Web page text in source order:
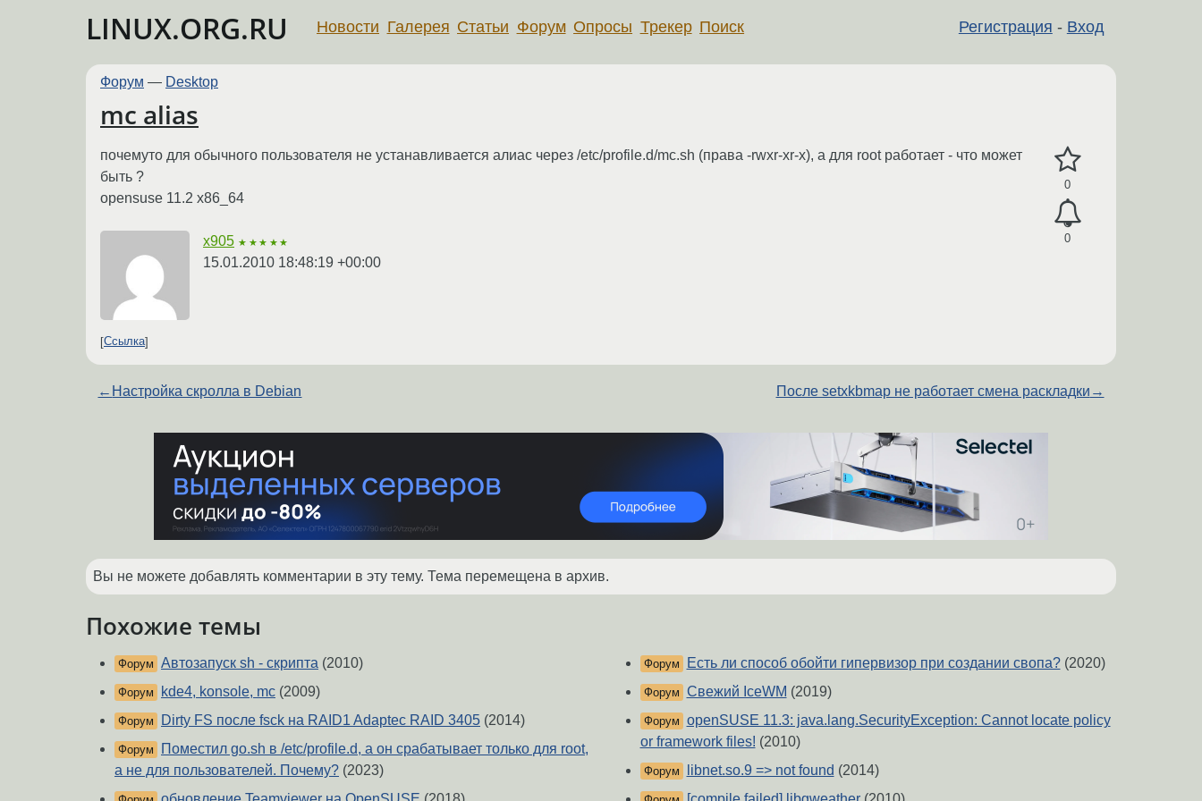
LINUX.ORG.RU Регистрация - Вход
Новости Галерея Статьи Форум Опросы Трекер Поиск
Форум — Desktop
mc alias
0
0
почемуто для обычного пользователя не устанавливается алиас через /etc/profile.d/mc.sh (права -rwxr-xr-x), а для root работает - что может
быть ?
opensuse 11.2 x86_64
x905 ★★★★★
15.01.2010 18:48:19 +00:00
Ссылка
← Настройка скролла в Debian После setxkbmap не работает смена раскладки →
Вы не можете добавлять комментарии в эту тему. Тема перемещена в архив.
Похожие темы
Форум Автозапуск sh - скрипта (2010)
Форум kde4, konsole, mc (2009)
Форум Dirty FS после fsck на RAID1 Adaptec RAID 3405 (2014)
Форум
Поместил go.sh в /etc/profile.d, а он срабатывает только для root,
а не для пользователей. Почему? (2023)
Форум Есть ли способ обойти гипервизор при создании свопа?(2020)
Форум Свежий IceWM (2019)
Форум openSUSE 11.3: java.lang.SecurityException: Cannot locate policy
or framework files! (2010)
Форум libnet.so.9 => not found (2014)